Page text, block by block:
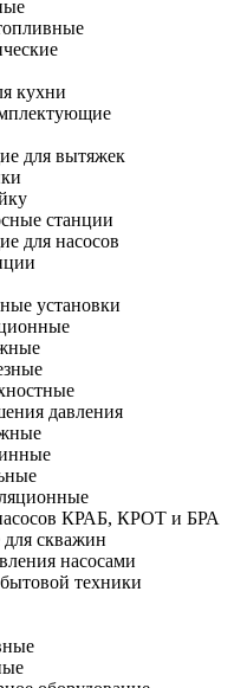
кухни
для вытяжек
станции
для насосов
установки
давления
КРАБ, КРОТ и БРА
скважин
насосами
техники